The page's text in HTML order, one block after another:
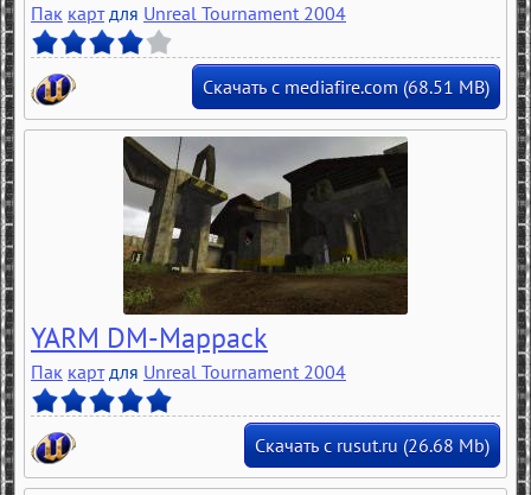
Пак картдля Unreal Tournament 2004
Скачать с mediafire.com (68.51 MB)
YARM DM-Mappack
Пак картдля Unreal Tournament 2004
Скачать с rusut.ru (26.68 Mb)